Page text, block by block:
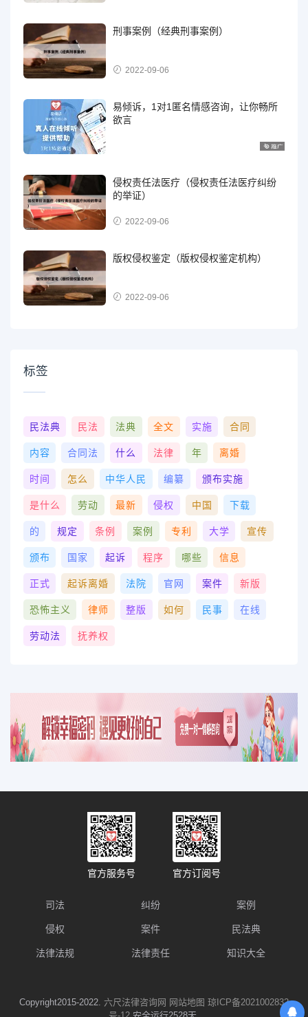
刑事案例（经典刑事案例）
2022-09-06
易倾诉，1对1匿名情感咨询，让你畅所
欲言
侵权责任法医疗（侵权责任法医疗纠纷
的举证）
2022-09-06
版权侵权鉴定（版权侵权鉴定机构）
2022-09-06
标签
民法典 民法 法典 全文 实施 合同
内容 合同法 什么 法律 年 离婚
时间 怎么 中华人民 编纂 颁布实施
是什么 劳动 最新 侵权 中国 下载
的 规定 条例 案例 专利 大学 宣传
颁布 国家 起诉 程序 哪些 信息
正式 起诉离婚 法院 官网 案件 新版
恐怖主义 律师 整版 如何 民事 在线
劳动法 抚养权
官方服务号 官方订阅号
司法 纠纷 案例
侵权 案件 民法典
法律法规 法律责任 知识大全
Copyright2015-2022. 六尺法律咨询网 网站地图 琼ICP备2021002832